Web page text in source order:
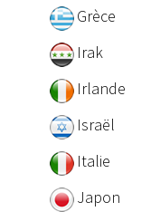
Grèce
Irak
Irlande
Israël
Italie
Japon